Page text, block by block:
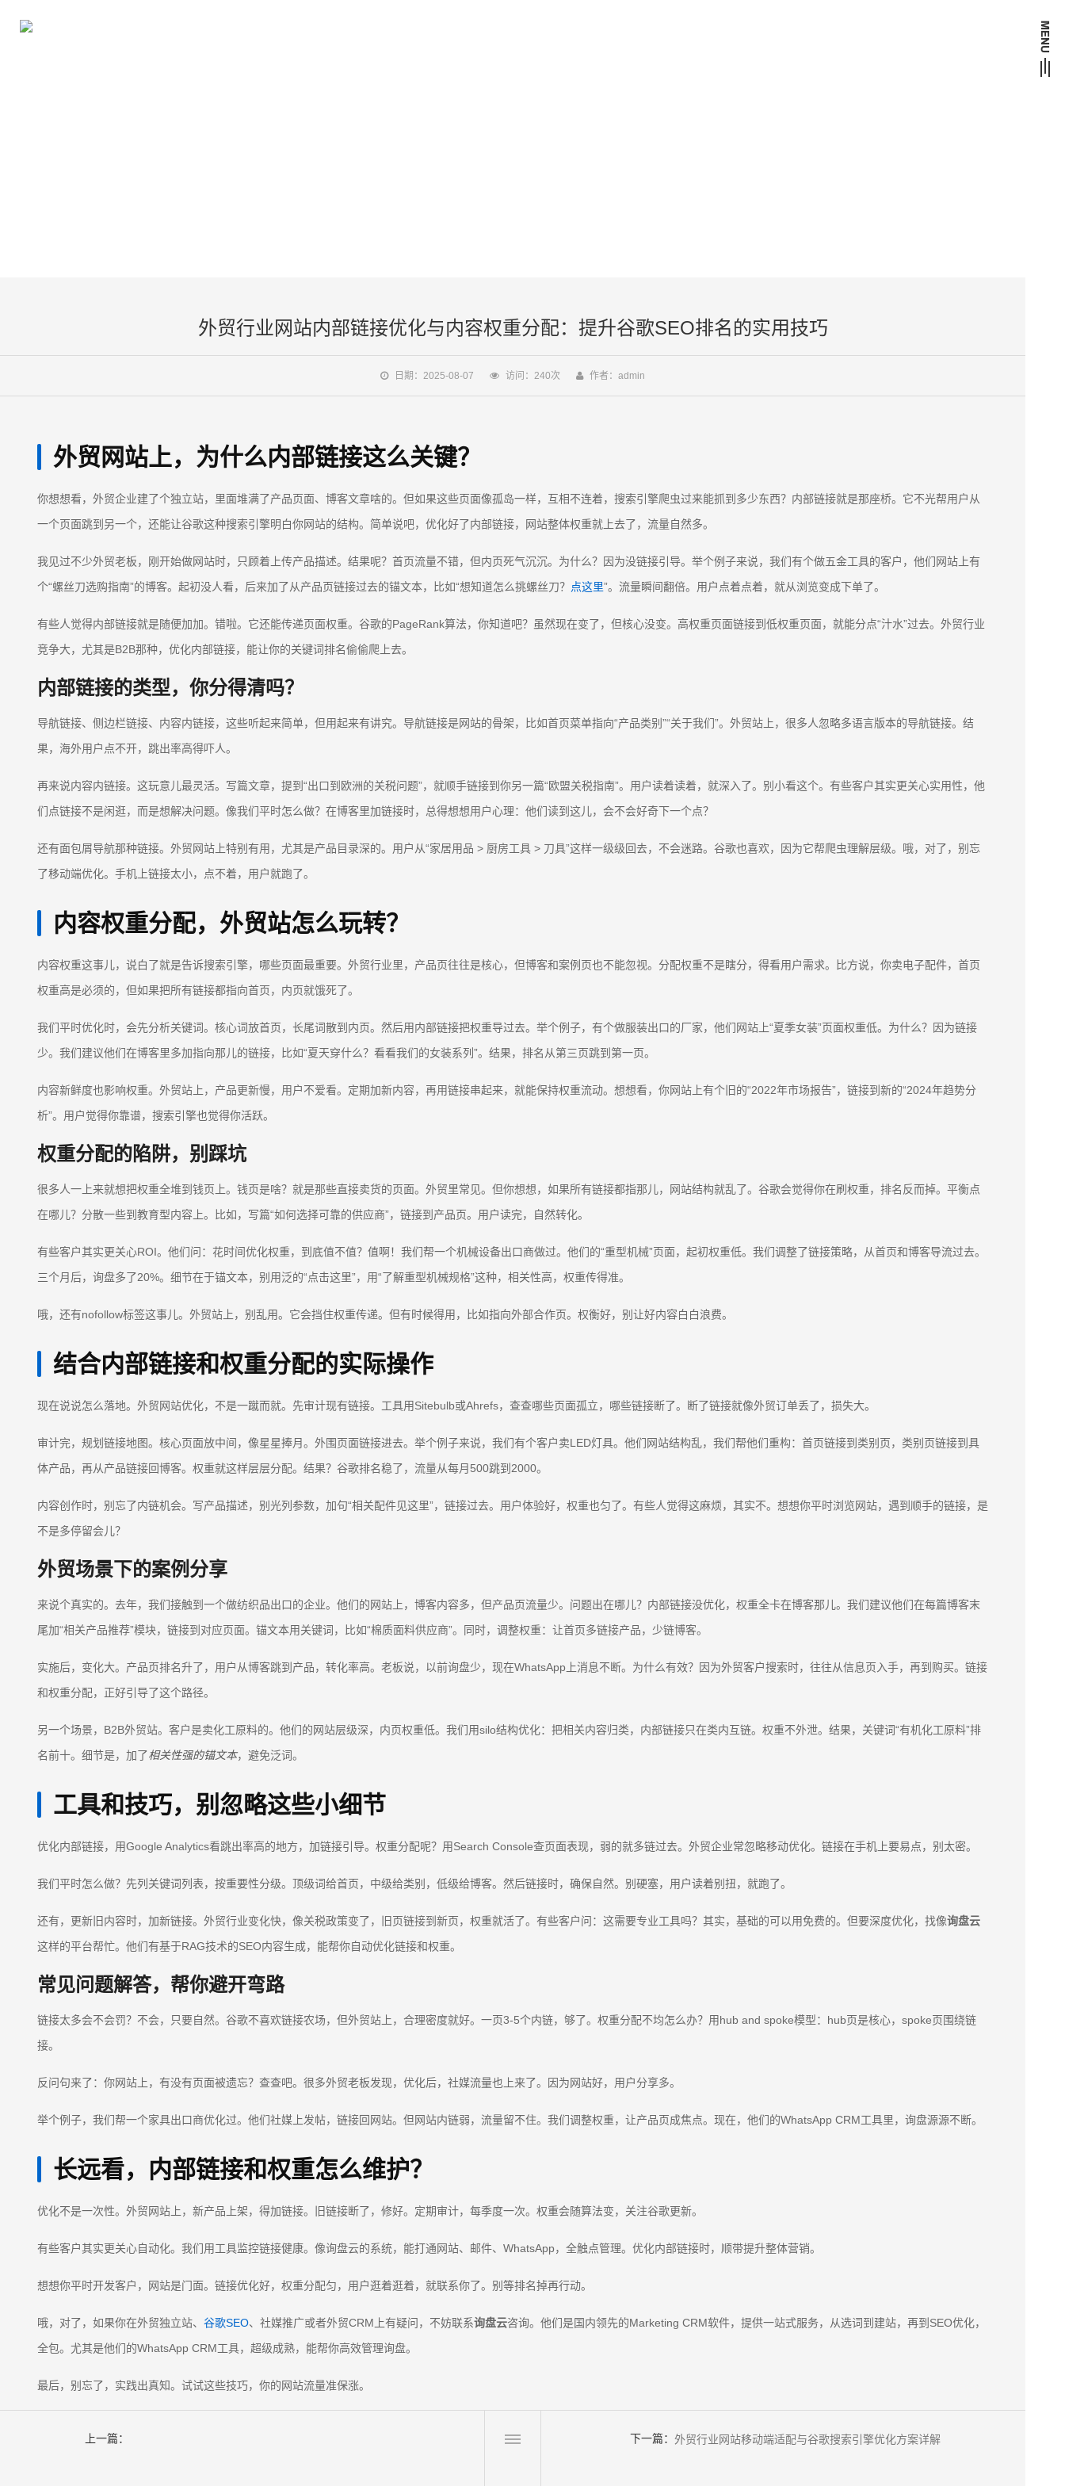
外贸行业网站内部链接优化与内容权重分配：提升谷歌SEO排名的实用技巧
日期：2025-08-07 访问：240次 作者：admin
外贸网站上，为什么内部链接这么关键？
你想想看，外贸企业建了个独立站，里面堆满了产品页面、博客文章啥的。但如果这些页面像孤岛一样，互相不连着，搜索引擎爬虫过来能抓到多少东西？内部链接就是那座桥。它不光帮用户从
一个页面跳到另一个，还能让谷歌这种搜索引擎明白你网站的结构。简单说吧，优化好了内部链接，网站整体权重就上去了，流量自然多。
我见过不少外贸老板，刚开始做网站时，只顾着上传产品描述。结果呢？首页流量不错，但内页死气沉沉。为什么？因为没链接引导。举个例子来说，我们有个做五金工具的客户，他们网站上有
个“螺丝刀选购指南”的博客。起初没人看，后来加了从产品页链接过去的锚文本，比如“想知道怎么挑螺丝刀？ 点这里”。流量瞬间翻倍。用户点着点着，就从浏览变成下单了。
有些人觉得内部链接就是随便加加。错啦。它还能传递页面权重。谷歌的PageRank算法，你知道吧？虽然现在变了，但核心没变。高权重页面链接到低权重页面，就能分点“汁水”过去。外贸行业
竞争大，尤其是B2B那种，优化内部链接，能让你的关键词排名偷偷爬上去。
内部链接的类型，你分得清吗？
导航链接、侧边栏链接、内容内链接，这些听起来简单，但用起来有讲究。导航链接是网站的骨架，比如首页菜单指向“产品类别”“关于我们”。外贸站上，很多人忽略多语言版本的导航链接。结
果，海外用户点不开，跳出率高得吓人。
再来说内容内链接。这玩意儿最灵活。写篇文章，提到“出口到欧洲的关税问题”，就顺手链接到你另一篇“欧盟关税指南”。用户读着读着，就深入了。别小看这个。有些客户其实更关心实用性，他
们点链接不是闲逛，而是想解决问题。像我们平时怎么做？在博客里加链接时，总得想想用户心理：他们读到这儿，会不会好奇下一个点？
还有面包屑导航那种链接。外贸网站上特别有用，尤其是产品目录深的。用户从“家居用品 > 厨房工具 > 刀具”这样一级级回去，不会迷路。谷歌也喜欢，因为它帮爬虫理解层级。哦，对了，别忘
了移动端优化。手机上链接太小，点不着，用户就跑了。
内容权重分配，外贸站怎么玩转？
内容权重这事儿，说白了就是告诉搜索引擎，哪些页面最重要。外贸行业里，产品页往往是核心，但博客和案例页也不能忽视。分配权重不是瞎分，得看用户需求。比方说，你卖电子配件，首页
权重高是必须的，但如果把所有链接都指向首页，内页就饿死了。
我们平时优化时，会先分析关键词。核心词放首页，长尾词散到内页。然后用内部链接把权重导过去。举个例子，有个做服装出口的厂家，他们网站上“夏季女装”页面权重低。为什么？因为链接
少。我们建议他们在博客里多加指向那儿的链接，比如“夏天穿什么？看看我们的女装系列”。结果，排名从第三页跳到第一页。
内容新鲜度也影响权重。外贸站上，产品更新慢，用户不爱看。定期加新内容，再用链接串起来，就能保持权重流动。想想看，你网站上有个旧的“2022年市场报告”，链接到新的“2024年趋势分
析”。用户觉得你靠谱，搜索引擎也觉得你活跃。
权重分配的陷阱，别踩坑
很多人一上来就想把权重全堆到钱页上。钱页是啥？就是那些直接卖货的页面。外贸里常见。但你想想，如果所有链接都指那儿，网站结构就乱了。谷歌会觉得你在刷权重，排名反而掉。平衡点
在哪儿？分散一些到教育型内容上。比如，写篇“如何选择可靠的供应商”，链接到产品页。用户读完，自然转化。
有些客户其实更关心ROI。他们问：花时间优化权重，到底值不值？值啊！我们帮一个机械设备出口商做过。他们的“重型机械”页面，起初权重低。我们调整了链接策略，从首页和博客导流过去。
三个月后，询盘多了20%。细节在于锚文本，别用泛的“点击这里”，用“了解重型机械规格”这种，相关性高，权重传得准。
哦，还有nofollow标签这事儿。外贸站上，别乱用。它会挡住权重传递。但有时候得用，比如指向外部合作页。权衡好，别让好内容白白浪费。
结合内部链接和权重分配的实际操作
现在说说怎么落地。外贸网站优化，不是一蹴而就。先审计现有链接。工具用Sitebulb或Ahrefs，查查哪些页面孤立，哪些链接断了。断了链接就像外贸订单丢了，损失大。
审计完，规划链接地图。核心页面放中间，像星星捧月。外围页面链接进去。举个例子来说，我们有个客户卖LED灯具。他们网站结构乱，我们帮他们重构：首页链接到类别页，类别页链接到具
体产品，再从产品链接回博客。权重就这样层层分配。结果？谷歌排名稳了，流量从每月500跳到2000。
内容创作时，别忘了内链机会。写产品描述，别光列参数，加句“相关配件见这里”，链接过去。用户体验好，权重也匀了。有些人觉得这麻烦，其实不。想想你平时浏览网站，遇到顺手的链接，是
不是多停留会儿？
外贸场景下的案例分享
来说个真实的。去年，我们接触到一个做纺织品出口的企业。他们的网站上，博客内容多，但产品页流量少。问题出在哪儿？内部链接没优化，权重全卡在博客那儿。我们建议他们在每篇博客末
尾加“相关产品推荐”模块，链接到对应页面。锚文本用关键词，比如“棉质面料供应商”。同时，调整权重：让首页多链接产品，少链博客。
实施后，变化大。产品页排名升了，用户从博客跳到产品，转化率高。老板说，以前询盘少，现在WhatsApp上消息不断。为什么有效？因为外贸客户搜索时，往往从信息页入手，再到购买。链接
和权重分配，正好引导了这个路径。
另一个场景，B2B外贸站。客户是卖化工原料的。他们的网站层级深，内页权重低。我们用silo结构优化：把相关内容归类，内部链接只在类内互链。权重不外泄。结果，关键词“有机化工原料”排
名前十。细节是，加了相关性强的锚文本，避免泛词。
工具和技巧，别忽略这些小细节
优化内部链接，用Google Analytics看跳出率高的地方，加链接引导。权重分配呢？用Search Console查页面表现，弱的就多链过去。外贸企业常忽略移动优化。链接在手机上要易点，别太密。
我们平时怎么做？先列关键词列表，按重要性分级。顶级词给首页，中级给类别，低级给博客。然后链接时，确保自然。别硬塞，用户读着别扭，就跑了。
还有，更新旧内容时，加新链接。外贸行业变化快，像关税政策变了，旧页链接到新页，权重就活了。有些客户问：这需要专业工具吗？其实，基础的可以用免费的。但要深度优化，找像询盘云
这样的平台帮忙。他们有基于RAG技术的SEO内容生成，能帮你自动优化链接和权重。
常见问题解答，帮你避开弯路
链接太多会不会罚？不会，只要自然。谷歌不喜欢链接农场，但外贸站上，合理密度就好。一页3-5个内链，够了。权重分配不均怎么办？用hub and spoke模型：hub页是核心，spoke页围绕链
接。
反问句来了：你网站上，有没有页面被遗忘？查查吧。很多外贸老板发现，优化后，社媒流量也上来了。因为网站好，用户分享多。
举个例子，我们帮一个家具出口商优化过。他们社媒上发帖，链接回网站。但网站内链弱，流量留不住。我们调整权重，让产品页成焦点。现在，他们的WhatsApp CRM工具里，询盘源源不断。
长远看，内部链接和权重怎么维护？
优化不是一次性。外贸网站上，新产品上架，得加链接。旧链接断了，修好。定期审计，每季度一次。权重会随算法变，关注谷歌更新。
有些客户其实更关心自动化。我们用工具监控链接健康。像询盘云的系统，能打通网站、邮件、WhatsApp，全触点管理。优化内部链接时，顺带提升整体营销。
想想你平时开发客户，网站是门面。链接优化好，权重分配匀，用户逛着逛着，就联系你了。别等排名掉再行动。
哦，对了，如果你在外贸独立站、 谷歌SEO、社媒推广或者外贸CRM上有疑问，不妨联系询盘云咨询。他们是国内领先的Marketing CRM软件，提供一站式服务，从选词到建站，再到SEO优化，
全包。尤其是他们的WhatsApp CRM工具，超级成熟，能帮你高效管理询盘。
最后，别忘了，实践出真知。试试这些技巧，你的网站流量准保涨。
上一篇： 下一篇： 外贸行业网站移动端适配与谷歌搜索引擎优化方案详解